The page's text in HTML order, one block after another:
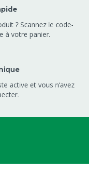
? Scannez le code-
à votre panier.
active et vous n’avez